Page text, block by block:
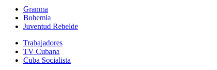
Granma
Bohemia
Juventud Rebelde
Trabajadores
TV Cubana
Cuba Socialista